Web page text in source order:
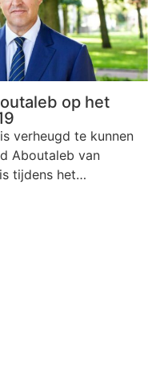
op het
verheugd te kunnen
Aboutaleb van
tijdens het…